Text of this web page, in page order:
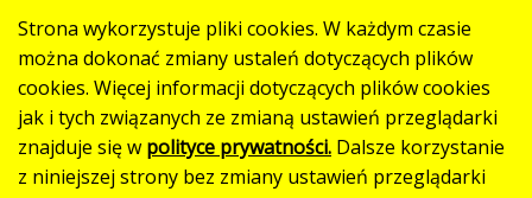
pn. - pt. 07:30 - 15:30
Polityka prywatności
Klauzula RODO
Deklaracja dostępności
Strona wykorzystuje pliki cookies. W każdym czasie
można dokonać zmiany ustaleń dotyczących plików
cookies. Więcej informacji dotyczących plików cookies
jak i tych związanych ze zmianą ustawień przeglądarki
znajduje się w polityce prywatności. Dalsze korzystanie
z niniejszej strony bez zmiany ustawień przeglądarki